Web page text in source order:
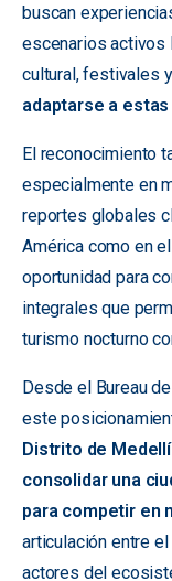
buscan
escenarios activos
cultural, festivales
adaptarse a
El reconocimiento
especialmente en
reportes globales
América como en
oportunidad para
integrales que
turismo nocturno
Desde el Bureau
este
Distrito de
consolidar una
para competir en
articulación entre
actores del